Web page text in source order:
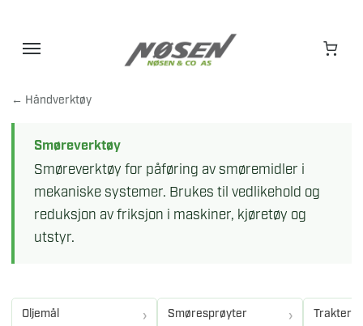
← Håndverktøy
Smøreverktøy
Smøreverktøy for påføring av smøremidler i
mekaniske systemer. Brukes til vedlikehold og
reduksjon av friksjon i maskiner, kjøretøy og
utstyr.
Oljemål Smøresprøyter Trakter